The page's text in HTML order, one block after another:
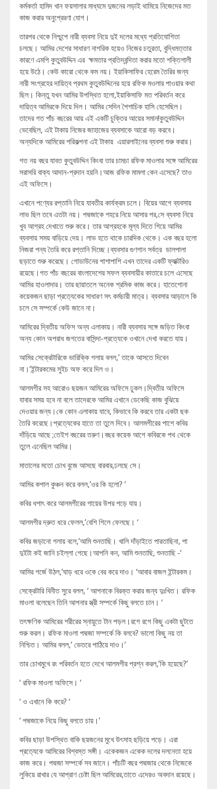
কর্মকর্তা হামিদ খান ফয়সালার মাধ্যমে দুজনের লড়াই থামিয়ে নিজেদের মত
কাজ করার অনুপ্রেরণা যোগ।
তারপর থেকে নিশ্চুপে নারী ব্যবসা নিয়ে দুই দলের মধ্যে প্রতিযোগিতা
চলছে। আমির দেশের সাধারণ নাগরিক হয়েও নিজের চতুরতা, বুদ্ধিমত্তার
কারণে এমপি কুতুবউদ্দিন এর ক্ষমতার প্রতিদ্বন্দিতা করার মতো শক্তিশালী
হয়ে উঠে। কেউ কারো থেকে কম নয়। ইয়াকিসাফির হেরেম তৈরির জন্য
নারী সংগ্রহের দায়িত্ব প্রথম কুতুবউদ্দিনের হয়ে রফিক মওলার পাওয়ার কথা
ছিল। কিন্তু যখন আমির উপস্থিত হলো,ইয়াকিসাফি মত পরিবর্তন করে
দায়িত্ব আমিরকে দিয়ে দিল। আমির সেদিন পৈশাচিক হাসি হেসেছিল।
তাদের গত পাঁচ বছরের আয় এই একটি চুক্তির আয়ের সমান!কুতুবউদ্দিন
ভেবেছিল, এই টাকায় নিজের জাহাজের ব্যবসাকে আরো বড় করবে।
অন্যদিকে আমিরের পরিকল্পনা এই টাকায় এয়ারলাইনের ব্যবসা শুরু করার।
গত নয় বছর যাবত কুতুবউদ্দিন কিংবা তার চামচা রফিক মাওলার সঙ্গে আমিরের
সরাসরি বাক্য আদান-প্রদান হয়নি।আজ রফিক মামলা কেন এসেছে? তাও
এই অফিসে।
এখানে পণ্যের রপ্তানি নিয়ে যাবতীয় কার্যক্রম চলে। বিয়ের আগে ব্যবসায়
লাভ ছিল তবে এতটা নয়। পদ্মজাকে শহরে নিয়ে আসার পর,সে ব্যবসা নিয়ে
খুব আগ্রহ দেখাতে শুরু করে। তার আগ্রহকে মূল্য দিতে গিয়ে আমির
ব্যবসায় সময় বাড়িয়ে দেয়। লাভ হতে থাকে চারদিক থেকে। এক বছর হলো
নিজরা পন্য তৈরি করে রপ্তানি দিচ্ছে।ব্যবসার গুণগান সর্বত্র ডালপালা
ছড়াতে শুরু করেছে। গোডাউনের পাশাপাশি এখন তাদের একটি ফ্যাক্টরিও
রয়েছে।গত পাঁচ বছরের বাংলাদেশের সফল ব্যবসায়ীর কাতারে চলে এসেছে
আমির হাওলাদার। তার ছায়াতলে অনেক শ্রমিক কাজ করে। হাতেগোনা
কয়েকজন ছাড়া প্রত্যেকের সাধারণ সৎ কর্মচারী মাত্র। ব্যবসার আড়ালে কি
চলে সে সম্পর্কে কেউ জানে না।
আমিরের দ্বিতীয় অফিস অন্য এলাকায়। নারী ব্যবসার সঙ্গে জড়িত কিংবা
অন্য কোন অপরাধ জগতের বাসিন্দা-প্রত্যেকে ওখানে দেখা করতে যায়।
আমির সেক্রেটারিকে ভারিক্কি গলায় বলল,’ তাকে আসতে দিবেন
না।’ইন্টারকমের সুইচ অফ করে দিল ও।
আলমগীর সহ আরোও ছয়জন আমিরের অফিসে ঢুকল।দ্বিতীয় অফিসে
যাবার সময় হবে না বলে তাদেরকে আমির এখানে ডেকেছি কাজ বুঝিয়ে
দেওয়ার জন্য।কে কোন এলাকায় যাবে, কিভাবে কি করবে তার একটা ছক
তৈরি করেছে।প্রত্যেকের হাতে তা তুলে দিবে। আলমগীরের পাশে কবির
দাঁড়িয়ে আছে ;তেইশ বছরের তরুণ।বছর কয়েক আগে কবিরকে পথ থেকে
তুলে এনেছিল আমির।
মাতালের মতো চোখ বুজে আসছে বারবার,ঢলছে সে।
আমির কপাল কুঞ্চন করে বলল,’ওর কি হলো? ‘
কবির ধপাৎ করে আলমগীরের গায়ের উপর পড়ে যায়।
আলমগীর দ্রুত ধরে ফেলল,’বেশি গিলে ফেলছে। ‘
কবির জড়ানো গলায় বলে,’আমি শুনতাছি। খালি দাঁড়াইতে পারতাছিনা, পা
দুইটা কই জানি চইল্লা গেছে।আপনি কন, আমি শুনতাছি, শুনতাছি -‘
আমির গর্জে উঠল,’ঘাড় ধরে ওকে বের করে দাও। ‘আবার বাজল ইন্টারকম।
সেক্রেটারি বিনীত সুরে বলল, ‘ আপনাকে বিরক্ত করার জন্য দুঃখিত। রফিক
মাওলা বলেছেন তিনি আপনার স্ত্রী সম্পর্কে কিছু বলতে চান। ‘
তৎক্ষণিক আমিরের শরীরের স্নায়ুতে টান পড়ল।রগে রগে কিছু একটা ছুটতে
শুরু করল। রফিক মাওলা পদ্মজা সম্পর্কে কি বলবে? ভালো কিছু নয় তা
নিশ্চিত। আমির বলল,’ ভেতরে পাঠিয়ে দাও।’
তার চোখমুখে রং পরিবর্তন হতে দেখে আলমগীর প্রশ্ন করল,’কি হয়েছে?’
‘ রফিক মাওলা অফিসে। ‘
‘ ও এখানে কি করে? ‘
‘ পদ্মজাকে নিয়ে কিছু বলতে চায়।’
কবির ছাড়া উপস্থিত বাকি ছয়জনের মুখে উৎসাহ ছড়িয়ে পড়ে। এরা
প্রত্যেকে আমিরের বিশ্বস্ত সঙ্গী। একেকজন একেক দলের দলনেতা হয়ে
কাজ করে। পদ্মজা সম্পর্কে সব জানে। পাঁচটি বছর পদ্মজার থেকে নিজেকে
লুকিয়ে রাখার যে আপ্রাণ চেষ্টা ছিল আমিরের,তাতে এদেরও অবদান রয়েছে।